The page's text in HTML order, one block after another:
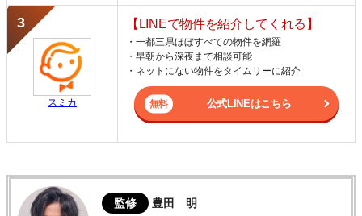
スミカ
【LINEで物件を紹介してくれる】
・一都三県ほぼすべての物件を網羅
・早朝から深夜まで相談可能
・ネットにない物件をタイムリーに紹介
公式LINEはこちら
監修 豊田 明